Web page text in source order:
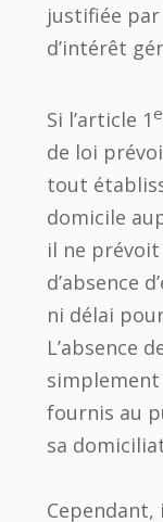
justifiée
d’intérêt
Si l’article 1
de loi
tout
domicile
il ne
d’absence
ni délai
L’absence
simplement
fournis au
sa